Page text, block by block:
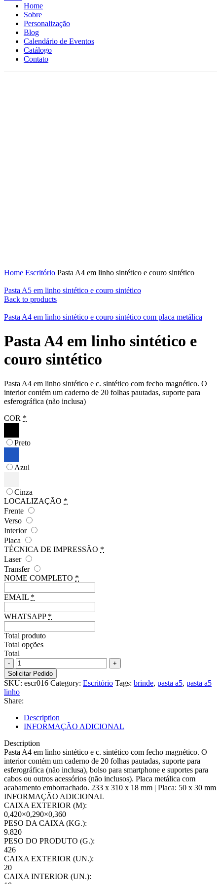
Home
Sobre
Personalização
Blog
Calendário de Eventos
Catálogo
Contato
Home Escritório Pasta A4 em linho sintético e couro sintético
Pasta A5 em linho sintético e couro sintético
Back to products
Pasta A4 em linho sintético e couro sintético com placa metálica
Pasta A4 em linho sintético e
couro sintético
Pasta A4 em linho sintético e c. sintético com fecho magnético. O
interior contém um caderno de 20 folhas pautadas, suporte para
esferográfica (não inclusa)
COR *
Preto
Azul
Cinza
LOCALIZAÇÃO *
Frente
Verso
Interior
Placa
TÉCNICA DE IMPRESSÃO *
Laser
Transfer
NOME COMPLETO *
EMAIL *
WHATSAPP *
Total produto
Total opções
Total
Pasta
A4
em
linho
sintético
e
couro
sintético
quantity
Solicitar Pedido
SKU: escr016 Category: Escritório Tags: brinde, pasta a5, pasta a5
linho
Share:
Description
INFORMAÇÃO ADICIONAL
Description
Pasta A4 em linho sintético e c. sintético com fecho magnético. O
interior contém um caderno de 20 folhas pautadas, suporte para
esferográfica (não inclusa), bolso para smartphone e suportes para
cabos ou outros acessórios (não inclusos). Placa metálica com
acabamento emborrachado. 233 x 310 x 18 mm | Placa: 50 x 30 mm
INFORMAÇÃO ADICIONAL
CAIXA EXTERIOR (M):
0,420×0,290×0,360
PESO DA CAIXA (KG.):
9.820
PESO DO PRODUTO (G.):
426
CAIXA EXTERIOR (UN.):
20
CAIXA INTERIOR (UN.):